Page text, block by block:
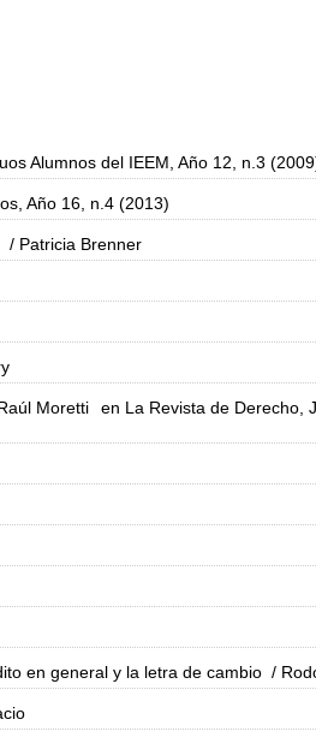
Alumnos del IEEM, Año 12, n.3
Año 16, n.4 (2013)
/ Patricia Brenner
Moretti
en La Revista de Derecho,
en general y la letra de cambio /